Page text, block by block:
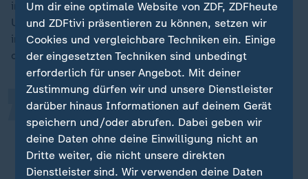
im Amt ist, (...) dann muss sich auch seine
Unabhängigkeit zeigen", erklärt er. Das sei bisher
immer gut gelungen. Jeder, der gewählt würde, wisse,
dass er zwölf Jahre "völlig unabhängig ist".
Er agiert im Einklang und in der
Diskussion mit insgesamt acht
Senatsmitgliedern und das bildet die
Unabhängigkeit.
„
Um dir eine optimale Website von ZDF, ZDFheute
und ZDFtivi präsentieren zu können, setzen wir
Cookies und vergleichbare Techniken ein. Einige
der eingesetzten Techniken sind unbedingt
erforderlich für unser Angebot. Mit deiner
Zustimmung dürfen wir und unsere Dienstleister
darüber hinaus Informationen auf deinem Gerät
speichern und/oder abrufen. Dabei geben wir
deine Daten ohne deine Einwilligung nicht an
Dritte weiter, die nicht unsere direkten
Dienstleister sind. Wir verwenden deine Daten